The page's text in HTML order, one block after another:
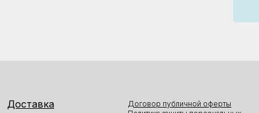
Доставка
Договор публичной оферты